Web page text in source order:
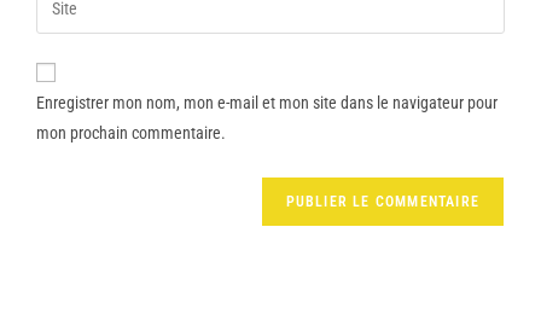
Enregistrer mon nom, mon e-mail et mon site dans le navigateur pour
mon prochain commentaire.